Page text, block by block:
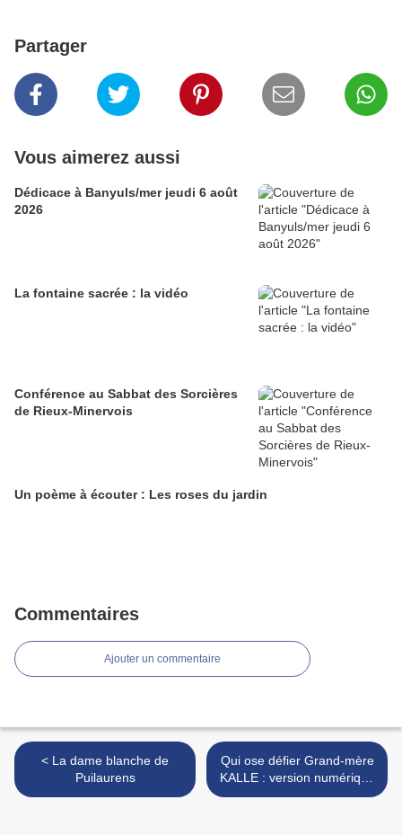
Partager
Vous aimerez aussi
Dédicace à Banyuls/mer jeudi 6 août
2026
La fontaine sacrée : la vidéo
Conférence au Sabbat des Sorcières
de Rieux-Minervois
Un poème à écouter : Les roses du jardin
Commentaires
Ajouter un commentaire
< La dame blanche de
Puilaurens
Qui ose défier Grand-mère
KALLE : version numérique
(édition 2025) >